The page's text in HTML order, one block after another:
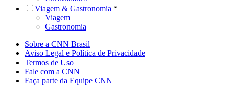
Viagem & Gastronomia
Viagem
Gastronomia
Sobre a CNN Brasil
Aviso Legal e Política de Privacidade
Termos de Uso
Fale com a CNN
Faça parte da Equipe CNN